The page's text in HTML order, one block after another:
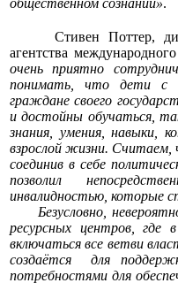
Стивен Поттер,
агентства
очень приятно
понимать, что дети с
граждане своего
и достойны обучаться,
знания, умения, навыки,
взрослой жизни. Считаем,
соединив в себе
позволил
инвалидностью, которые
Безусловно,
ресурсных центров,
включаться все ветви
создаётся для
потребностями для